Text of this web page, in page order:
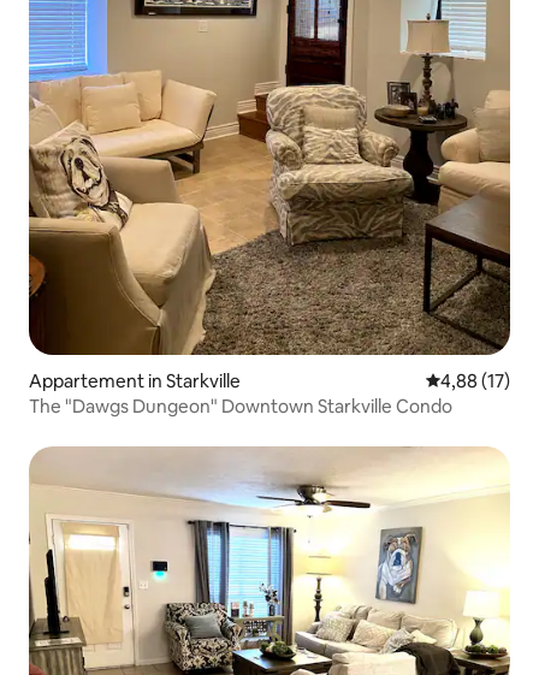
Appartement in Starkville Gemiddelde
4,88 (17)
The "Dawgs Dungeon" Downtown Starkville Condo